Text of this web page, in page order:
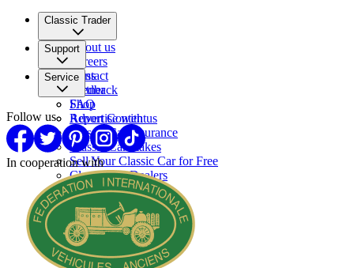
Classic Trader
About us
Careers
Press
Partner
Support
Contact
Feedback
FAQ
Report Content
Service
Shop
Advertise with us
Classic Car Insurance
Classic Car makes
Sell Your Classic Car for Free
Classic Car Dealers
Follow us
In cooperation with